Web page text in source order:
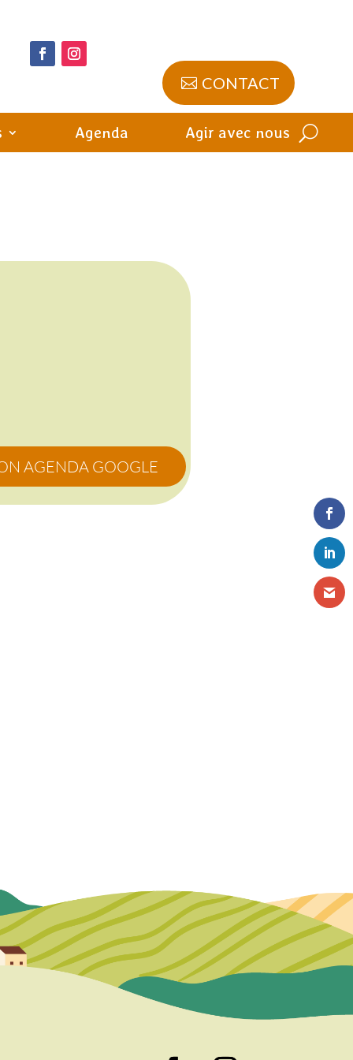
CONTACT
Agenda Agir avec nous
AGENDA GOOGLE